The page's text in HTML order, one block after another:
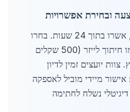
לאחר קבלת ההצעה, אשרו בתוך 24 שעות. בחרו
אפשרויות נוספות כמו חיתוך לייזר (500 שקלים
צוות יועצים זמין לדיון
מיידי מוביל לאספקה
דיגיטלי נשלח לחתימה